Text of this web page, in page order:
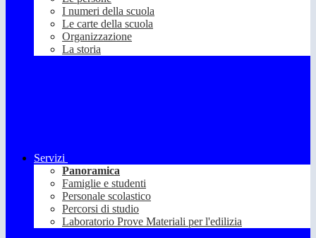
I numeri della scuola
Le carte della scuola
Organizzazione
La storia
Servizi
Panoramica
Famiglie e studenti
Personale scolastico
Percorsi di studio
Laboratorio Prove Materiali per l'edilizia